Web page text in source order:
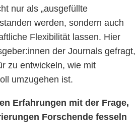
nur als „ausgefüllte
werden, sondern auch
Flexibilität lassen. Hier
der Journals gefragt,
zu entwickeln, wie mit
umzugehen ist.
Erfahrungen mit der Frage,
Forschende fesseln